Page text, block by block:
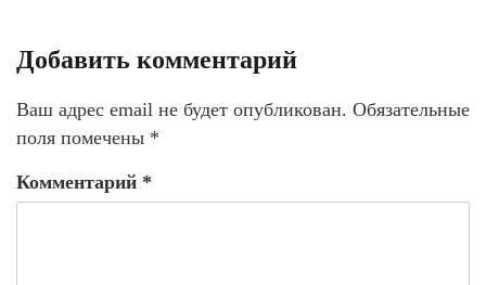
Добавить комментарий
Ваш адрес email не будет опубликован. Обязательные
поля помечены *
Комментарий *